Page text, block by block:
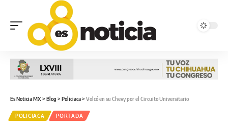
Es Noticia MX> Blog > Policiaca> Volcó en su Chevy por el Circuito Universitario
POLICIACA PORTADA